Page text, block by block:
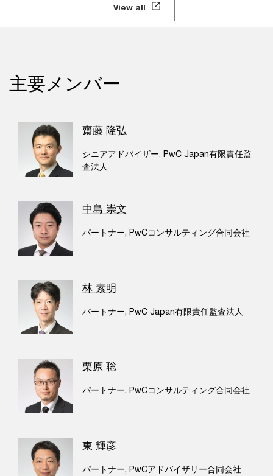
View all
主要メンバー
齋藤 隆弘
シニアアドバイザー, PwC Japan有限責任監
査法人
中島 崇文
パートナー, PwCコンサルティング合同会社
林 素明
パートナー, PwC Japan有限責任監査法人
栗原 聡
パートナー, PwCコンサルティング合同会社
東 輝彦
パートナー, PwCアドバイザリー合同会社